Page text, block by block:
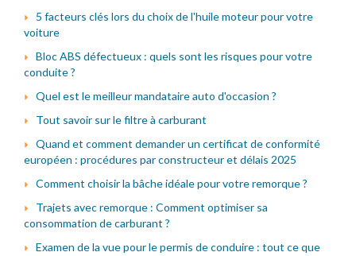
5 facteurs clés lors du choix de l'huile moteur pour votre
voiture
Bloc ABS défectueux : quels sont les risques pour votre
conduite ?
Quel est le meilleur mandataire auto d'occasion ?
Tout savoir sur le filtre à carburant
Quand et comment demander un certificat de conformité
européen : procédures par constructeur et délais 2025
Comment choisir la bâche idéale pour votre remorque ?
Trajets avec remorque : Comment optimiser sa
consommation de carburant ?
Examen de la vue pour le permis de conduire : tout ce que